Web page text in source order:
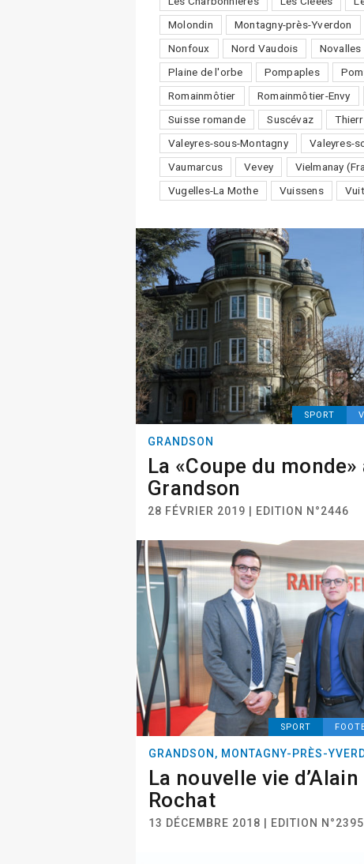
Molondin
Montagny-près-Yverdon
Nonfoux
Nord Vaudois Novalles
Plaine de l'orbe
Pompaples
Romainmôtier
Romainmôtier-Envy
Suisse romande
Suscévaz
Valeyres-sous-Montagny
Valeyres-
Vaumarcus
Vevey Vielmanay
Vugelles-La Mothe
Vuissens
SPORT
GRANDSON
La «Coupe du monde»
Grandson
28 FÉVRIER 2019 | EDITION N°2446
SPORT
GRANDSON, MONTAGNY-PRÈS-
La nouvelle vie d’Alain
Rochat
13 DÉCEMBRE 2018 | EDITION N°2395